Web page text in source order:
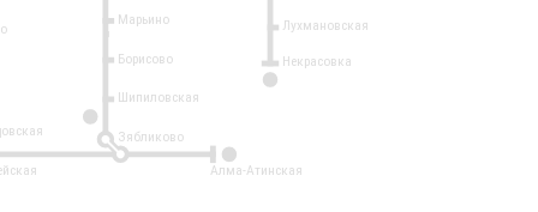
2
Марьино
Борисово
Шипиловская
Зябликово
Алма-Атинская
Лухмановская
Некрасовка